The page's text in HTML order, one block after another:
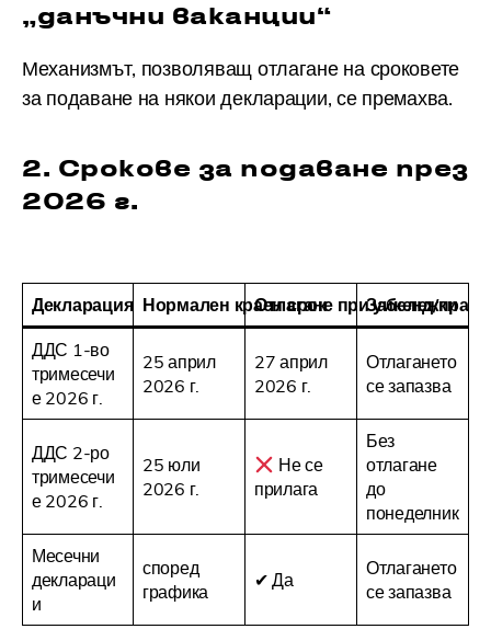
„данъчни ваканции“
Механизмът, позволяващ отлагане на сроковете
за подаване на някои декларации, се премахва.
2. Срокове за подаване през
2026 г.
Декларация Нормален краен срокОтлагане при уикенд/
Забележки
ДДС 1-во
тримесечи
е 2026 г.
25 април
2026 г.
27 април
2026 г.
Отлагането
се запазва
ДДС 2-ро
тримесечи
е 2026 г.
25 юли
2026 г.
Не се
прилага
Без
отлагане
до
понеделник
Месечни
деклараци
и
според
графика
✔ Да
Отлагането
се запазва